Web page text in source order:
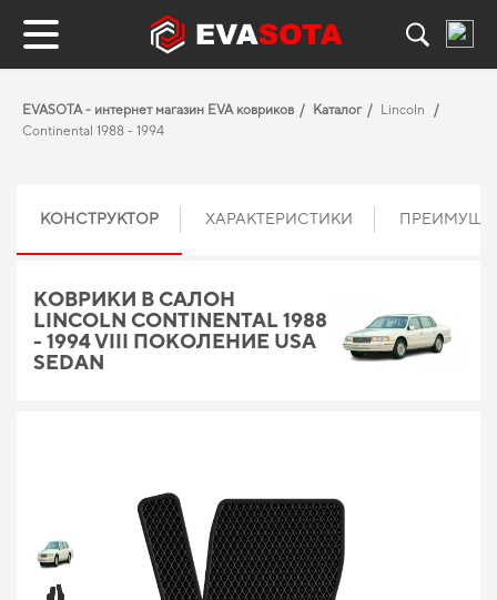
EVASOTA - интернет магазин EVA ковриков Каталог
Lincoln
Continental 1988 - 1994
КОНСТРУКТОР ХАРАКТЕРИСТИКИ
КОВРИКИ В САЛОН
LINCOLN CONTINENTAL 1988
- 1994 VIII ПОКОЛЕНИЕ USA
SEDAN